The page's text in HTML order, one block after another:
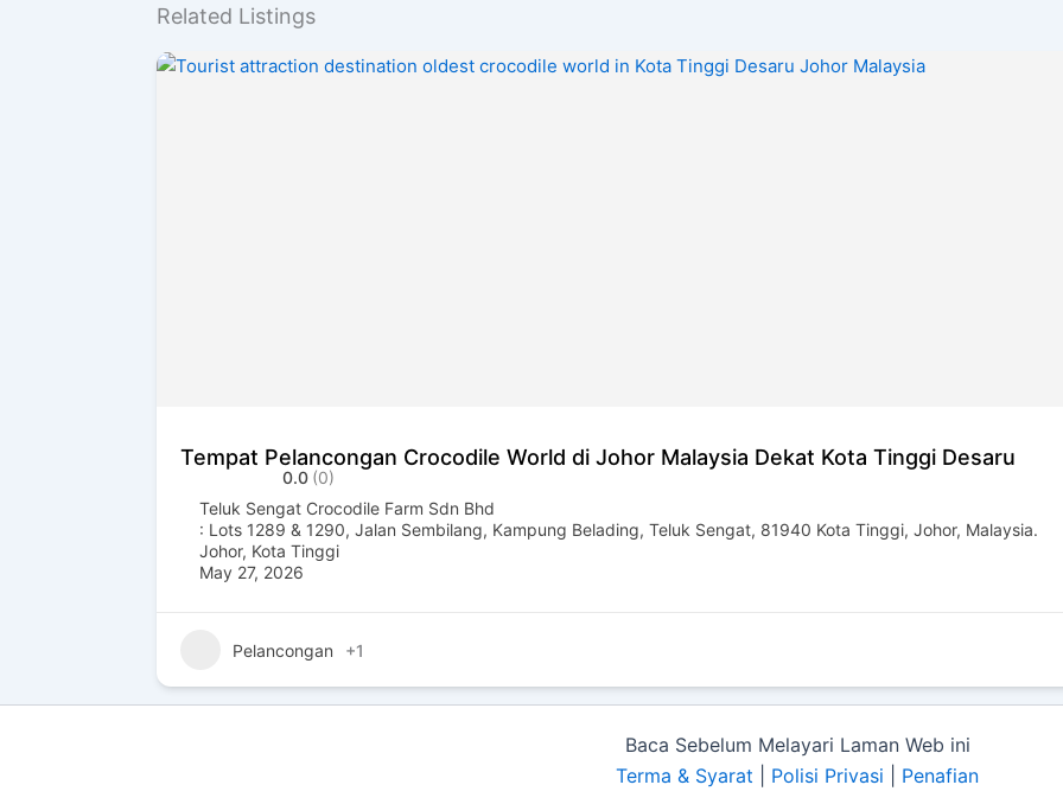
Related Listings
Tempat Pelancongan Crocodile World di Johor Malaysia Dekat Kota Tinggi Desaru
0.0 (0)
Teluk Sengat Crocodile Farm Sdn Bhd
: Lots 1289 & 1290, Jalan Sembilang, Kampung Belading, Teluk Sengat, 81940 Kota Tinggi, Johor, Malaysia.
Johor, Kota Tinggi
May 27, 2026
Pelancongan +1
Baca Sebelum Melayari Laman Web ini
Terma & Syarat
Polisi Privasi Penafian